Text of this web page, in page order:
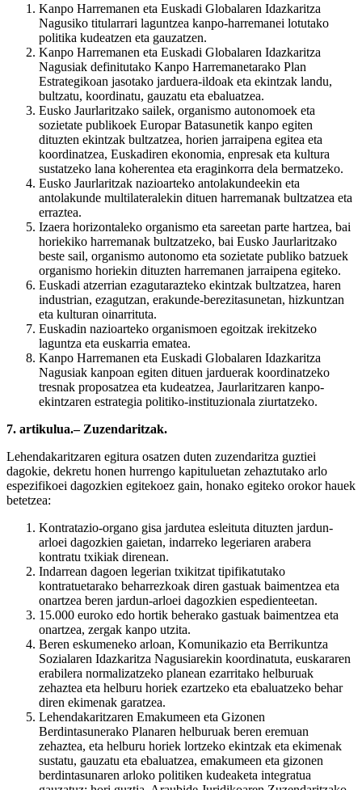
Kanpo Harremanen eta Euskadi Globalaren Idazkaritza
Nagusiko titularrari laguntzea kanpo-harremanei lotutako
politika kudeatzen eta gauzatzen.
Kanpo Harremanen eta Euskadi Globalaren Idazkaritza
Nagusiak definitutako Kanpo Harremanetarako Plan
Estrategikoan jasotako jarduera-ildoak eta ekintzak landu,
bultzatu, koordinatu, gauzatu eta ebaluatzea.
Eusko Jaurlaritzako sailek, organismo autonomoek eta
sozietate publikoek Europar Batasunetik kanpo egiten
dituzten ekintzak bultzatzea, horien jarraipena egitea eta
koordinatzea, Euskadiren ekonomia, enpresak eta kultura
sustatzeko lana koherentea eta eraginkorra dela bermatzeko.
Eusko Jaurlaritzak nazioarteko antolakundeekin eta
antolakunde multilateralekin dituen harremanak bultzatzea eta
erraztea.
Izaera horizontaleko organismo eta sareetan parte hartzea, bai
horiekiko harremanak bultzatzeko, bai Eusko Jaurlaritzako
beste sail, organismo autonomo eta sozietate publiko batzuek
organismo horiekin dituzten harremanen jarraipena egiteko.
Euskadi atzerrian ezagutarazteko ekintzak bultzatzea, haren
industrian, ezagutzan, erakunde-berezitasunetan, hizkuntzan
eta kulturan oinarrituta.
Euskadin nazioarteko organismoen egoitzak irekitzeko
laguntza eta euskarria ematea.
Kanpo Harremanen eta Euskadi Globalaren Idazkaritza
Nagusiak kanpoan egiten dituen jarduerak koordinatzeko
tresnak proposatzea eta kudeatzea, Jaurlaritzaren kanpo-
ekintzaren estrategia politiko-instituzionala ziurtatzeko.
7. artikulua.– Zuzendaritzak.
Lehendakaritzaren egitura osatzen duten zuzendaritza guztiei
dagokie, dekretu honen hurrengo kapituluetan zehaztutako arlo
espezifikoei dagozkien egitekoez gain, honako egiteko orokor hauek
betetzea:
Kontratazio-organo gisa jardutea esleituta dituzten jardun-
arloei dagozkien gaietan, indarreko legeriaren arabera
kontratu txikiak direnean.
Indarrean dagoen legerian txikitzat tipifikatutako
kontratuetarako beharrezkoak diren gastuak baimentzea eta
onartzea beren jardun-arloei dagozkien espedienteetan.
15.000 euroko edo hortik beherako gastuak baimentzea eta
onartzea, zergak kanpo utzita.
Beren eskumeneko arloan, Komunikazio eta Berrikuntza
Sozialaren Idazkaritza Nagusiarekin koordinatuta, euskararen
erabilera normalizatzeko planean ezarritako helburuak
zehaztea eta helburu horiek ezartzeko eta ebaluatzeko behar
diren ekimenak garatzea.
Lehendakaritzaren Emakumeen eta Gizonen
Berdintasunerako Planaren helburuak beren eremuan
zehaztea, eta helburu horiek lortzeko ekintzak eta ekimenak
sustatu, gauzatu eta ebaluatzea, emakumeen eta gizonen
berdintasunaren arloko politiken kudeaketa integratua